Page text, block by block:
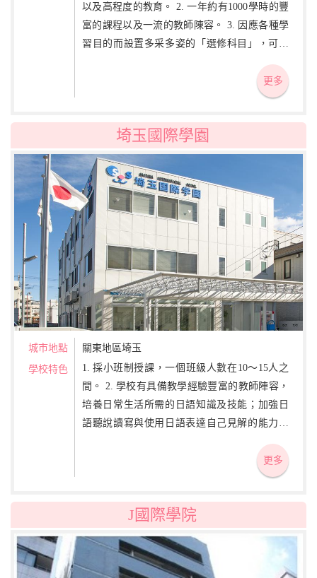
以及高程度的教育。 2. 一年約有1000學時的豐
富的課程以及一流的教師陳容。 3. 因應各種學
習目的而設置多采多姿的「選修科目」，可對
更多
埼玉國際學園
城市地點
關東地區埼玉
學校特色
1. 採小班制授課，一個班級人數在10～15人之
間。 2. 學校有具備教學經驗豐富的教師陣容，
培養日常生活所需的日語知識及技能；加強日
語聽說讀寫與使用日語表達自己見解的能力，
更多
J國際學院